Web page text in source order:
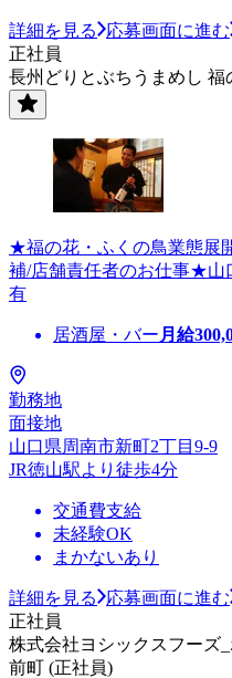
詳細を見る
応募画面に進む
正社員
長州どりとぶちうまめし 福
★福の花・ふくの鳥業態展
補/店舗責任者のお仕事★山
有
居酒屋・バー 月給
勤務地
面接地
山口県周南市新町2丁目9-9
JR徳山駅より徒歩4分
交通費支給
未経験OK
まかないあり
詳細を見る
応募画面に進む
正社員
株式会社ヨシックスフーズ
前町 (正社員)